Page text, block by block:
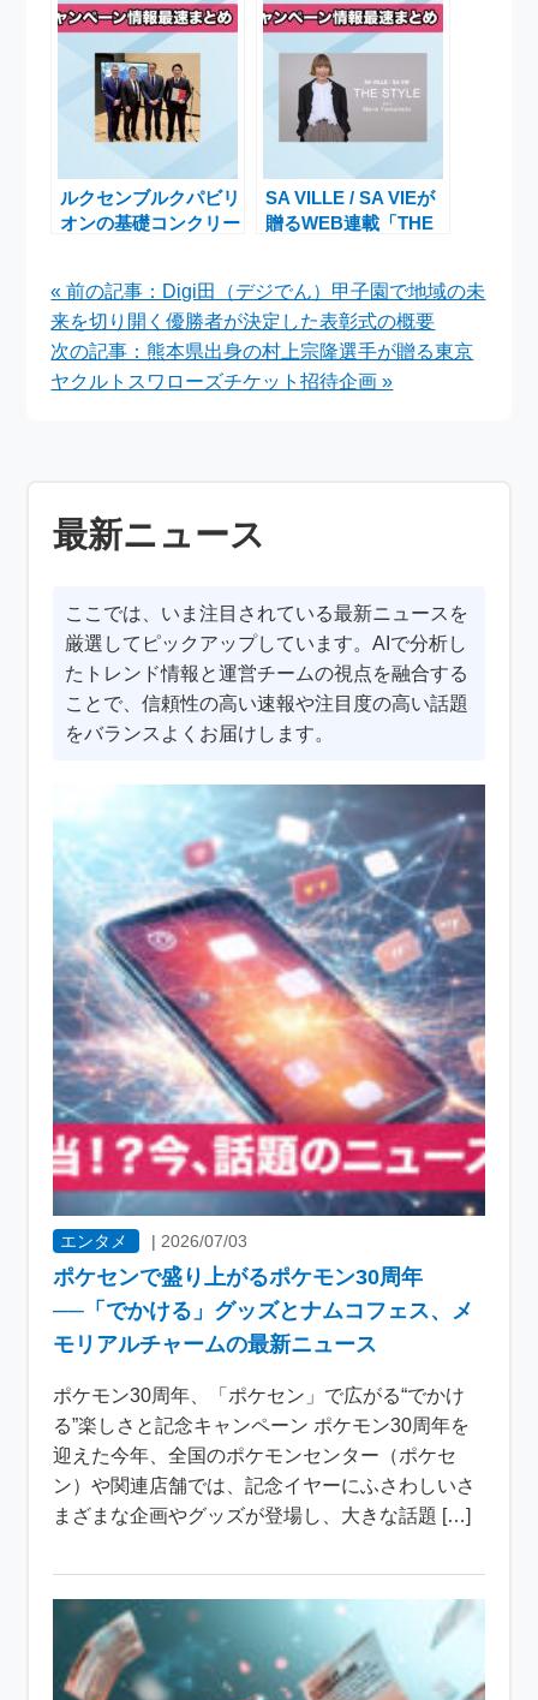
DX第5弾の公募開始
もしろい Vol.2」3月1
日限定配布開始
ルクセンブルクパビリ
オンの基礎コンクリー
新たな挑戦
SA VILLE / SA VIEが
贈るWEB連載「THE
開中
« 前の記事：Digi田（デジでん）甲子園で地域の未
来を切り開く優勝者が決定した表彰式の概要
次の記事：熊本県出身の村上宗隆選手が贈る東京
ヤクルトスワローズチケット招待企画 »
最新ニュース
ここでは、いま注目されている最新ニュースを
厳選してピックアップしています。AIで分析し
たトレンド情報と運営チームの視点を融合する
ことで、信頼性の高い速報や注目度の高い話題
をバランスよくお届けします。
エンタメ |2026/07/03
ポケセンで盛り上がるポケモン30周年
──「でかける」グッズとナムコフェス、メ
モリアルチャームの最新ニュース
ポケモン30周年、「ポケセン」で広がる“でかけ
る”楽しさと記念キャンペーン ポケモン30周年を
迎えた今年、全国のポケモンセンター（ポケセ
ン）や関連店舗では、記念イヤーにふさわしいさ
まざまな企画やグッズが登場し、大きな話題 […]